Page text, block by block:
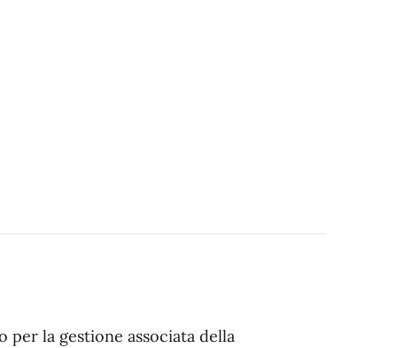
la gestione associata della